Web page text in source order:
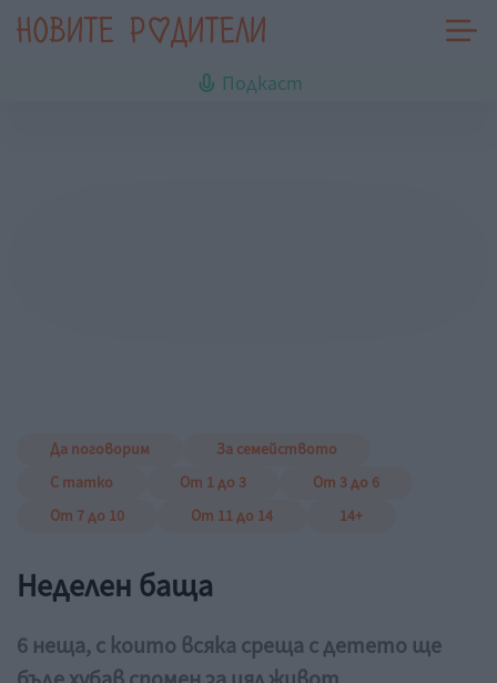
Подкаст
Да поговорим
За семейството
С татко
От 1 до 3
От 3 до 6
От 7 до 10
От 11 до 14 14+
Неделен баща
6 неща, с които всяка среща с детето ще